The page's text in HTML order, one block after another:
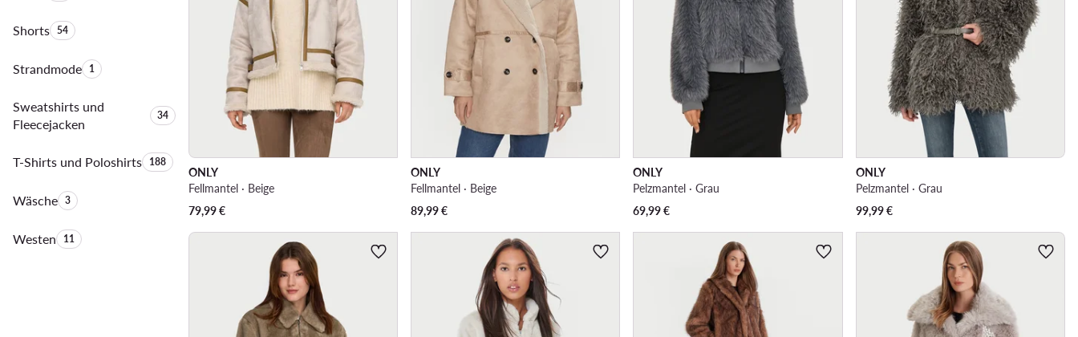
ShortsAnzahl der Produkte:
54
StrandmodeAnzahl der Produkte:
1
Sweatshirts und
Fleecejacken
Anzahl der Produkte:
34
T-Shirts und PoloshirtsAnzahl der Produkte:
188
WäscheAnzahl der Produkte:
3
WestenAnzahl der Produkte:
11
ONLY
Fellmantel · Beige
79,99€
ONLY
Fellmantel · Beige
89,99€
ONLY
Pelzmantel · Grau
69,99€
ONLY
Pelzmantel · Grau
99,99€